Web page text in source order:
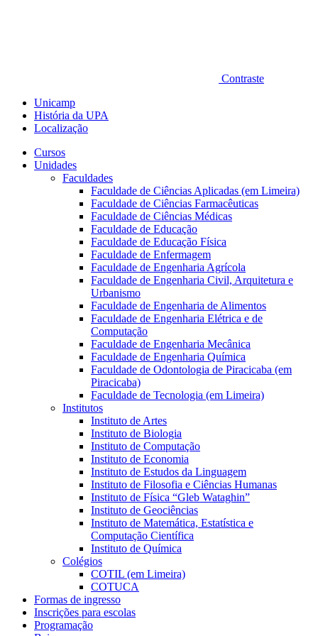
Contraste
Unicamp
História da UPA
Localização
Cursos
Unidades
Faculdades
Faculdade de Ciências Aplicadas (em Limeira)
Faculdade de Ciências Farmacêuticas
Faculdade de Ciências Médicas
Faculdade de Educação
Faculdade de Educação Física
Faculdade de Enfermagem
Faculdade de Engenharia Agrícola
Faculdade de Engenharia Civil, Arquitetura e
Urbanismo
Faculdade de Engenharia de Alimentos
Faculdade de Engenharia Elétrica e de
Computação
Faculdade de Engenharia Mecânica
Faculdade de Engenharia Química
Faculdade de Odontologia de Piracicaba (em
Piracicaba)
Faculdade de Tecnologia (em Limeira)
Institutos
Instituto de Artes
Instituto de Biologia
Instituto de Computação
Instituto de Economia
Instituto de Estudos da Linguagem
Instituto de Filosofia e Ciências Humanas
Instituto de Física “Gleb Wataghin”
Instituto de Geociências
Instituto de Matemática, Estatística e
Computação Científica
Instituto de Química
Colégios
COTIL (em Limeira)
COTUCA
Formas de ingresso
Inscrições para escolas
Programação